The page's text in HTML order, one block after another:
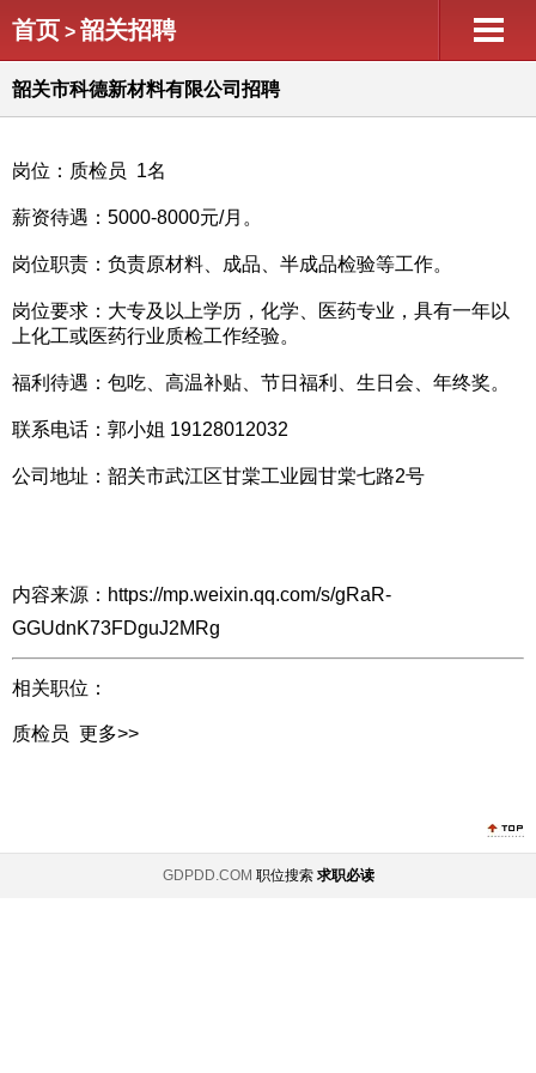
首页 > 韶关招聘
韶关市科德新材料有限公司招聘
岗位：质检员 1名
薪资待遇：5000-8000元/月。
岗位职责：负责原材料、成品、半成品检验等工作。
岗位要求：大专及以上学历，化学、医药专业，具有一年以
上化工或医药行业质检工作经验。
福利待遇：包吃、高温补贴、节日福利、生日会、年终奖。
联系电话：郭小姐 19128012032
公司地址：韶关市武江区甘棠工业园甘棠七路2号
内容来源：https://mp.weixin.qq.com/s/gRaR-
GGUdnK73FDguJ2MRg
相关职位：
质检员 更多>>
GDPDD.COM 职位搜索 求职必读